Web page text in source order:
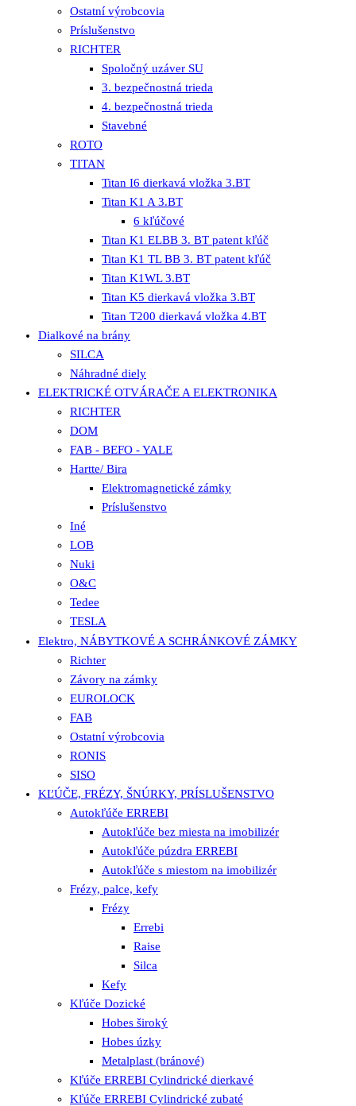
Ostatní výrobcovia
Príslušenstvo
RICHTER
Spoločný uzáver SU
3. bezpečnostná trieda
4. bezpečnostná trieda
Stavebné
ROTO
TITAN
Titan I6 dierkavá vložka 3.BT
Titan K1 A 3.BT
6 kľúčové
Titan K1 ELBB 3. BT patent kľúč
Titan K1 TL BB 3. BT patent kľúč
Titan K1WL 3.BT
Titan K5 dierkavá vložka 3.BT
Titan T200 dierkavá vložka 4.BT
Dialkové na brány
SILCA
Náhradné diely
ELEKTRICKÉ OTVÁRAČE A ELEKTRONIKA
RICHTER
DOM
FAB - BEFO - YALE
Hartte/ Bira
Elektromagnetické zámky
Príslušenstvo
Iné
LOB
Nuki
O&C
Tedee
TESLA
Elektro, NÁBYTKOVÉ A SCHRÁNKOVÉ ZÁMKY
Richter
Závory na zámky
EUROLOCK
FAB
Ostatní výrobcovia
RONIS
SISO
KĽÚČE, FRÉZY, ŠNÚRKY, PRÍSLUŠENSTVO
Autokľúče ERREBI
Autokľúče bez miesta na imobilizér
Autokľúče púzdra ERREBI
Autokľúče s miestom na imobilizér
Frézy, palce, kefy
Frézy
Errebi
Raise
Silca
Kefy
Kľúče Dozické
Hobes široký
Hobes úzky
Metalplast (bránové)
Kľúče ERREBI Cylindrické dierkavé
Kľúče ERREBI Cylindrické zubaté